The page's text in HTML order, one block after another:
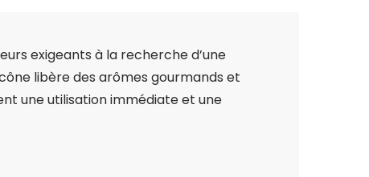
exigeants à la recherche d’une
libère des arômes gourmands et
une utilisation immédiate et une